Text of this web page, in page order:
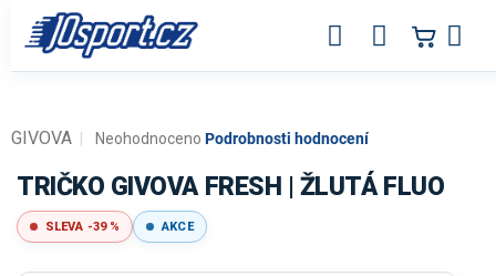
obsah
Průměrné
produktu
je
0,0
z
Neohodnoceno Podrobnosti hodnocení
GIVOVA
TRIČKO GIVOVA FRESH | ŽLUTÁ FLUO
SLEVA -39 % AKCE